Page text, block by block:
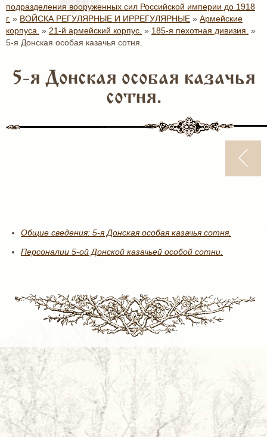
подразделения вооруженных сил Российской империи до 1918
г. » ВОЙСКА РЕГУЛЯРНЫЕ И ИРРЕГУЛЯРНЫЕ » Армейские
корпуса. » 21-й армейский корпус. » 185-я пехотная дивизия. »
5-я Донская особая казачья сотня.
5-я Донская особая казачья
сотня.
Общие сведения: 5-я Донская особая казачья сотня.
Персоналии 5-ой Донской казачьей особой сотни.